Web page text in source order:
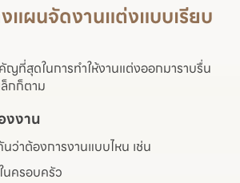
แผนจัดงานแต่งแบบเรียบ
ญที่สุดในการทำให้งานแต่งออกมาราบรื่น
ล็กก็ตาม
งงาน
ว่าต้องการงานแบบไหน เช่น
นครอบครัว